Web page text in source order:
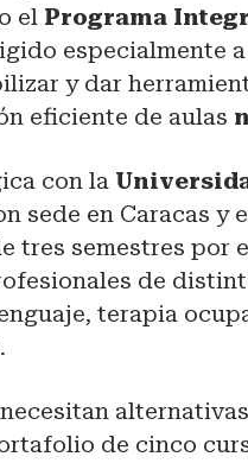
el Programa
especialmente a
y dar
eficiente de aulas
con la
sede en Caracas y
tres semestres por
de
terapia
de cinco